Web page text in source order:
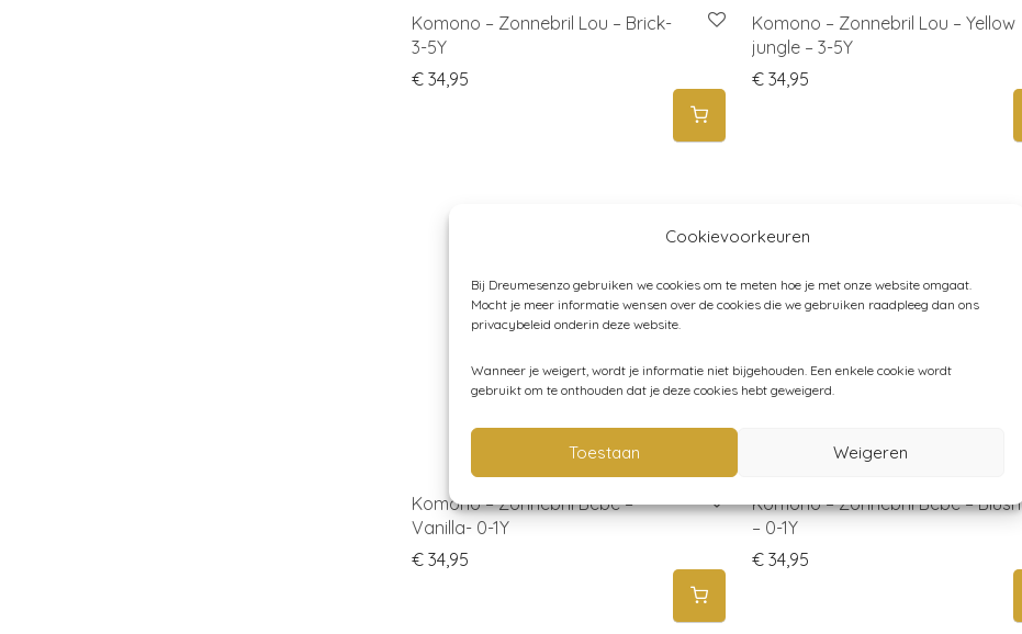
Cookievoorkeuren
Bij Dreumesenzo gebruiken we cookies om te meten hoe je met onze website omgaat.
Mocht je meer informatie wensen over de cookies die we gebruiken raadpleeg dan ons
privacybeleid onderin deze website.
Wanneer je weigert, wordt je informatie niet bijgehouden. Een enkele cookie wordt
gebruikt om te onthouden dat je deze cookies hebt geweigerd.
Toestaan Weigeren
Komono – Zonnebril Lou – Brick-
3-5Y
€34,95
Komono – Zonnebril Lou – Yellow
jungle – 3-5Y
€34,95
Komono – Zonnebril Bebe –
Vanilla- 0-1Y
€34,95
Komono – Zonnebril Bebe – Blush
– 0-1Y
€34,95